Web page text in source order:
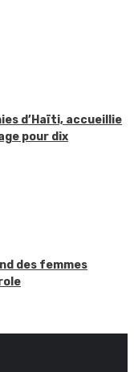
d’Haïti, accueillie
pour dix
des femmes